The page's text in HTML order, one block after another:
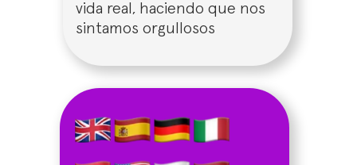
vida real, haciendo que nos
sintamos orgullosos